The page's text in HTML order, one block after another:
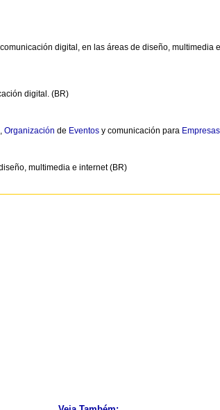
digital, en las áreas de diseño, multimedia
digital. (BR)
Organización de Eventos y comunicación para Empresas
multimedia e internet (BR)